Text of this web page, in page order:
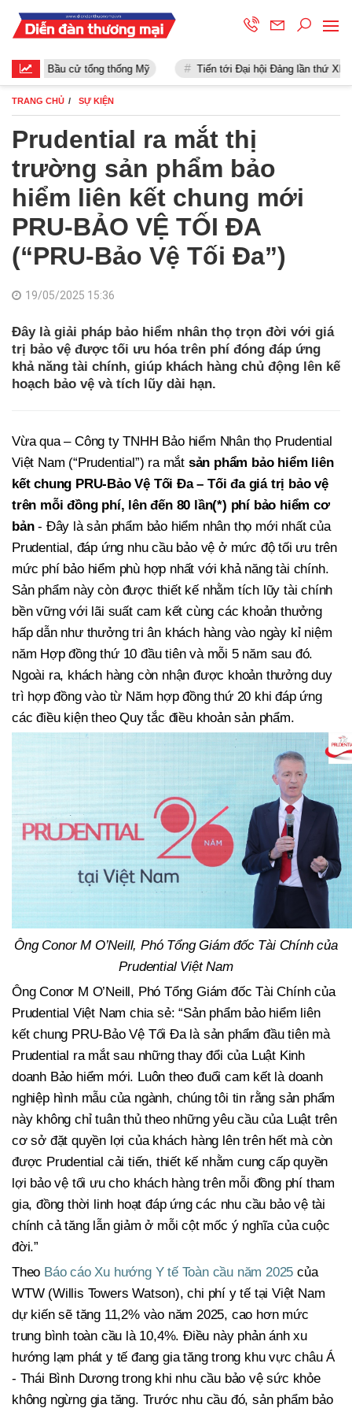
Bầu cử tổng thống Mỹ Tiến tới Đại hội Đảng lần thứ XIII
TRANG CHỦ SỰ KIỆN
Prudential ra mắt thị
trường sản phẩm bảo
hiểm liên kết chung mới
PRU-BẢO VỆ TỐI ĐA
(“PRU-Bảo Vệ Tối Đa”)
19/05/2025 15:36
Đây là giải pháp bảo hiểm nhân thọ trọn đời với giá
trị bảo vệ được tối ưu hóa trên phí đóng đáp ứng
khả năng tài chính, giúp khách hàng chủ động lên kế
hoạch bảo vệ và tích lũy dài hạn.
Vừa qua – Công ty TNHH Bảo hiểm Nhân thọ Prudential
Việt Nam (“Prudential”) ra mắt sản phẩm bảo hiểm liên
kết chung PRU-Bảo Vệ Tối Đa – Tối đa giá trị bảo vệ
trên mỗi đồng phí, lên đến 80 lần(*) phí bảo hiểm cơ
bản- Đây là sản phẩm bảo hiểm nhân thọ mới nhất của
Prudential, đáp ứng nhu cầu bảo vệ ở mức độ tối ưu trên
mức phí bảo hiểm phù hợp nhất với khả năng tài chính.
Sản phẩm này còn được thiết kế nhằm tích lũy tài chính
bền vững với lãi suất cam kết cùng các khoản thưởng
hấp dẫn như thưởng tri ân khách hàng vào ngày kỉ niệm
năm Hợp đồng thứ 10 đầu tiên và mỗi 5 năm sau đó.
Ngoài ra, khách hàng còn nhận được khoản thưởng duy
trì hợp đồng vào từ Năm hợp đồng thứ 20 khi đáp ứng
các điều kiện theo Quy tắc điều khoản sản phẩm.
Ông Conor M O’Neill, Phó Tổng Giám đốc Tài Chính của
Prudential Việt Nam
Ông Conor M O’Neill, Phó Tổng Giám đốc Tài Chính của
Prudential Việt Nam chia sẻ: “Sản phẩm bảo hiểm liên
kết chung PRU-Bảo Vệ Tối Đa là sản phẩm đầu tiên mà
Prudential ra mắt sau những thay đổi của Luật Kinh
doanh Bảo hiểm mới. Luôn theo đuổi cam kết là doanh
nghiệp hình mẫu của ngành, chúng tôi tin rằng sản phẩm
này không chỉ tuân thủ theo những yêu cầu của Luật trên
cơ sở đặt quyền lợi của khách hàng lên trên hết mà còn
được Prudential cải tiến, thiết kế nhằm cung cấp quyền
lợi bảo vệ tối ưu cho khách hàng trên mỗi đồng phí tham
gia, đồng thời linh hoạt đáp ứng các nhu cầu bảo vệ tài
chính cả tăng lẫn giảm ở mỗi cột mốc ý nghĩa của cuộc
đời.”
Theo Báo cáo Xu hướng Y tế Toàn cầu năm 2025 của
WTW (Willis Towers Watson), chi phí y tế tại Việt Nam
dự kiến sẽ tăng 11,2% vào năm 2025, cao hơn mức
trung bình toàn cầu là 10,4%. Điều này phản ánh xu
hướng lạm phát y tế đang gia tăng trong khu vực châu Á
- Thái Bình Dương trong khi nhu cầu bảo vệ sức khỏe
không ngừng gia tăng. Trước nhu cầu đó, sản phẩm bảo